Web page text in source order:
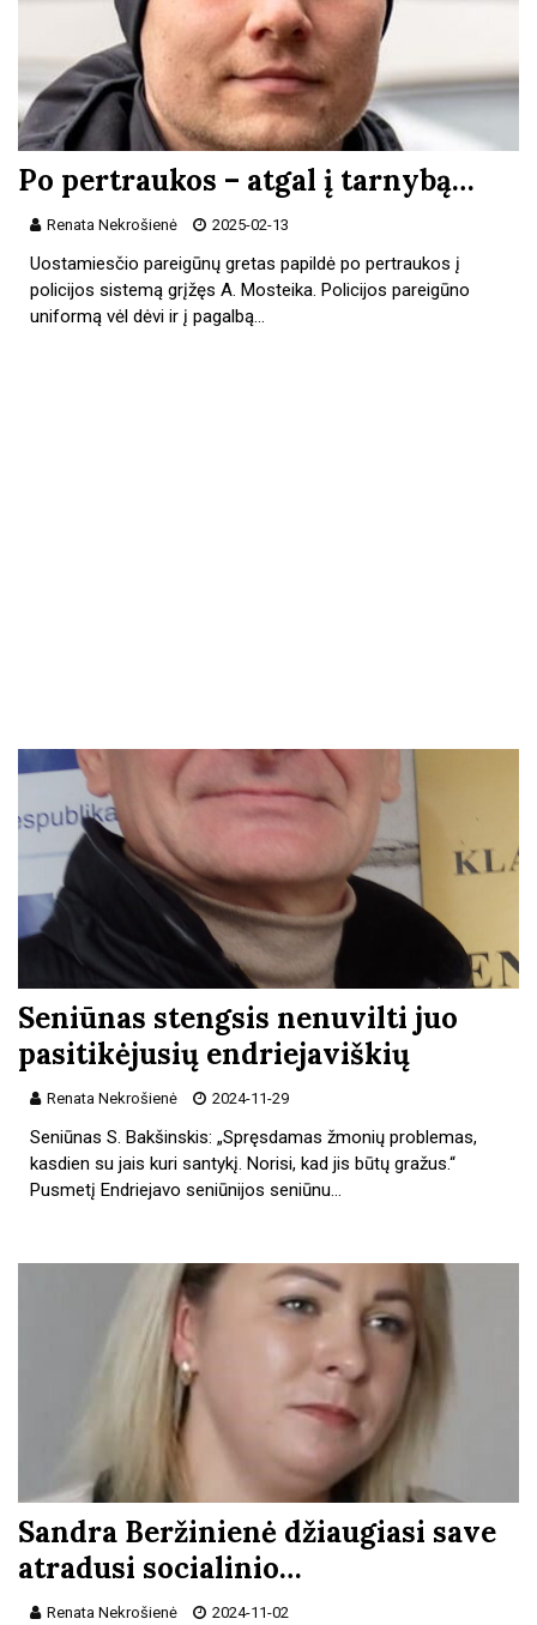
Po pertraukos – atgal į tarnybą…
Renata Nekrošienė 2025-02-13
Uostamiesčio pareigūnų gretas papildė po pertraukos į
policijos sistemą grįžęs A. Mosteika. Policijos pareigūno
uniformą vėl dėvi ir į pagalbą…
Seniūnas stengsis nenuvilti juo
pasitikėjusių endriejaviškių
Renata Nekrošienė 2024-11-29
Seniūnas S. Bakšinskis: „Spręsdamas žmonių problemas,
kasdien su jais kuri santykį. Norisi, kad jis būtų gražus.“
Pusmetį Endriejavo seniūnijos seniūnu…
Sandra Beržinienė džiaugiasi save
atradusi socialinio…
Renata Nekrošienė 2024-11-02